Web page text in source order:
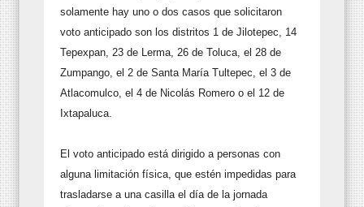
solamente hay uno o dos casos que solicitaron
voto anticipado son los distritos 1 de Jilotepec, 14
Tepexpan, 23 de Lerma, 26 de Toluca, el 28 de
Zumpango, el 2 de Santa María Tultepec, el 3 de
Atlacomulco, el 4 de Nicolás Romero o el 12 de
Ixtapaluca.
El voto anticipado está dirigido a personas con
alguna limitación física, que estén impedidas para
trasladarse a una casilla el día de la jornada